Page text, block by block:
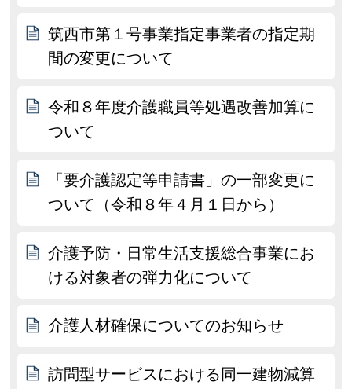
筑西市第１号事業指定事業者の指定期
間の変更について
令和８年度介護職員等処遇改善加算に
ついて
「要介護認定等申請書」の一部変更に
ついて（令和８年４月１日から）
介護予防・日常生活支援総合事業にお
ける対象者の弾力化について
介護人材確保についてのお知らせ
訪問型サービスにおける同一建物減算